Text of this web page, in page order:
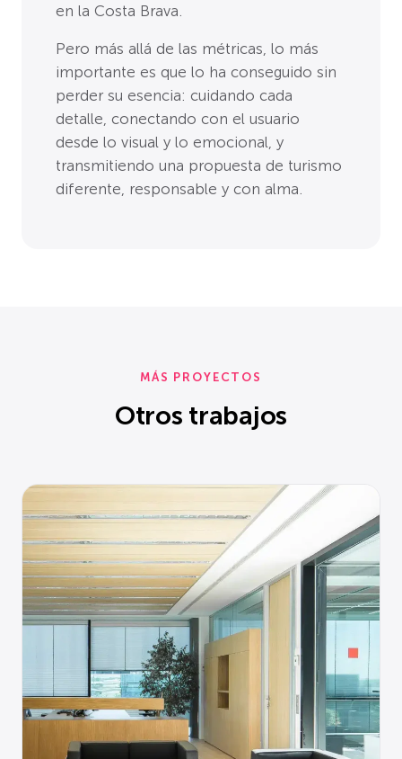
en la Costa Brava.
Pero más allá de las métricas, lo más
importante es que lo ha conseguido sin
perder su esencia: cuidando cada
detalle, conectando con el usuario
desde lo visual y lo emocional, y
transmitiendo una propuesta de turismo
diferente, responsable y con alma.
MÁS PROYECTOS
Otros trabajos